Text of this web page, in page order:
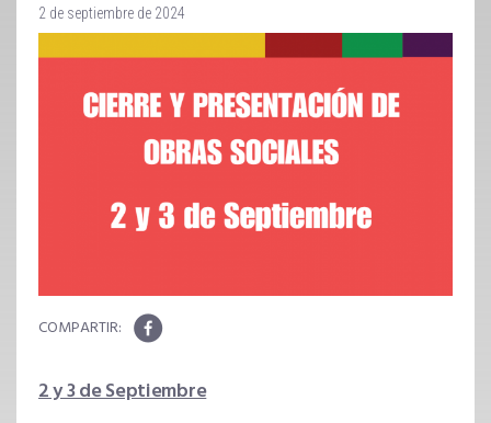
2 de septiembre de 2024
2 y 3 de Septiembre